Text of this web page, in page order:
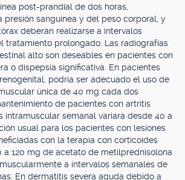
post-prandial de dos horas,
presión sanguínea y del peso corporal, y
deberán realizarse a intervalos
tratamiento prolongado. Las radiografías
alto son deseables en pacientes con
o dispepsia significativa. En pacientes
podría ser adecuado el uso de
única de 40 mg cada dos
de pacientes con artritis
intramuscular semanal variará desde 40 a
usual para los pacientes con lesiones
con la terapia con corticoides
a 120 mg de acetato de metilprednisolona
a intervalos semanales de
En dermatitis severa aguda debido a